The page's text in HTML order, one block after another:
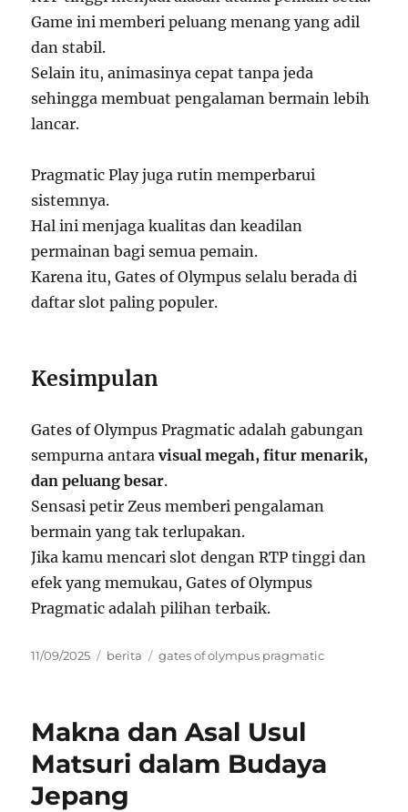
Game ini memberi peluang menang yang adil
dan stabil.
Selain itu, animasinya cepat tanpa jeda
sehingga membuat pengalaman bermain lebih
lancar.
Pragmatic Play juga rutin memperbarui
sistemnya.
Hal ini menjaga kualitas dan keadilan
permainan bagi semua pemain.
Karena itu, Gates of Olympus selalu berada di
daftar slot paling populer.
Kesimpulan
Gates of Olympus Pragmatic adalah gabungan
sempurna antaravisual megah, fitur menarik,
dan peluang besar.
Sensasi petir Zeus memberi pengalaman
bermain yang tak terlupakan.
Jika kamu mencari slot dengan RTP tinggi dan
efek yang memukau, Gates of Olympus
Pragmatic adalah pilihan terbaik.
Posted
11/09/2025 Categories
berita Tags
gates of olympus pragmatic
Makna dan Asal Usul
Matsuri dalam Budaya
Jepang